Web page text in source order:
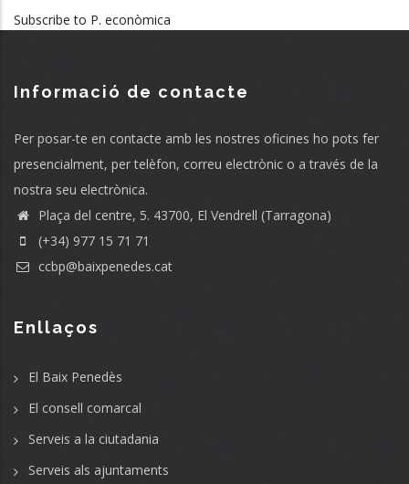
Subscribe to P. econòmica
Informació de contacte
Per posar-te en contacte amb les nostres oficines ho pots fer
presencialment, per telèfon, correu electrònic o a través de la
nostra seu electrònica.
Plaça del centre, 5. 43700, El Vendrell (Tarragona)
(+34) 977 15 71 71
ccbp@baixpenedes.cat
Enllaços
El Baix Penedès
El consell comarcal
Serveis a la ciutadania
Serveis als ajuntaments